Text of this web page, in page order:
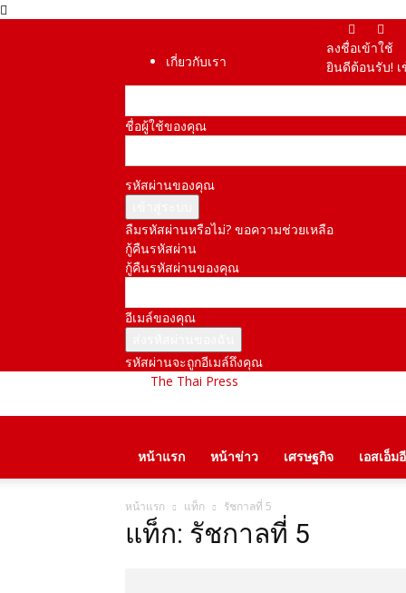
เกี่ยวกับเรา
ลงชื่อเข้าใช้
ยินดีต้อนรับ!
ชื่อผู้ใช้ของคุณ
รหัสผ่านของคุณ
ลืมรหัสผ่านหรือไม่? ขอความช่วยเหลือ
กู้คืนรหัสผ่าน
กู้คืนรหัสผ่านของคุณ
อีเมล์ของคุณ
รหัสผ่านจะถูกอีเมล์ถึงคุณ
The Thai Press
หน้าแรก หน้าข่าว เศรษฐกิจ เอสเอ็มอี
หน้าแรก แท็ก รัชกาลที่ 5
แท็ก: รัชกาลที่ 5